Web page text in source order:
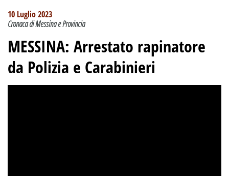
10 Luglio 2023
Cronaca di Messina e Provincia
MESSINA: Arrestato rapinatore
da Polizia e Carabinieri